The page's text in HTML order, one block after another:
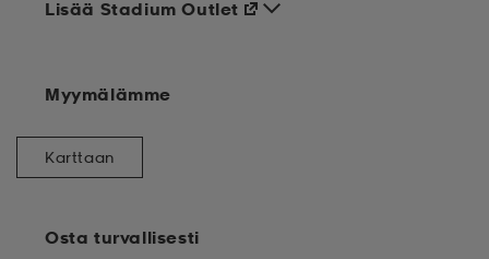
Osta turvallisesti
Lisää Stadium Outlet
Myymälämme
Karttaan